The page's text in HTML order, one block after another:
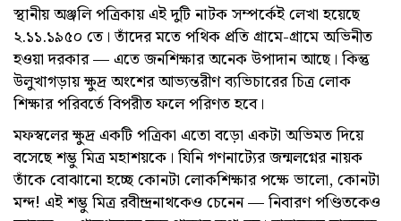
স্থানীয় অঞ্জলি পত্রিকায় এই দুটি নাটক সম্পর্কেই লেখা হয়েছে
২.১১.১৯৫০ তে। তাঁদের মতে পথিক প্রতি গ্রামে-গ্রামে অভিনীত
হ‌ওয়া দরকার — এতে জনশিক্ষার অনেক উপাদান আছে। কিন্তু
উলুখাগড়ায় ক্ষুদ্র অংশের আভ্যন্তরীণ ব্যভিচারের চিত্র লোক
শিক্ষার পরিবর্তে বিপরীত ফলে পরিণত হবে।
মফস্বলের ক্ষুদ্র একটি পত্রিকা এতো বড়ো একটা অভিমত দিয়ে
বসেছে শম্ভু মিত্র মহাশয়কে। যিনি গণনাট্যের জন্মলগ্নের নায়ক
তাঁকে বোঝানো হচ্ছে কোনটা লোকশিক্ষার পক্ষে ভালো, কোনটা
মন্দ! এই শম্ভু মিত্র রবীন্দ্রনাথকেও চেনেন — নিবারণ পণ্ডিতকেও